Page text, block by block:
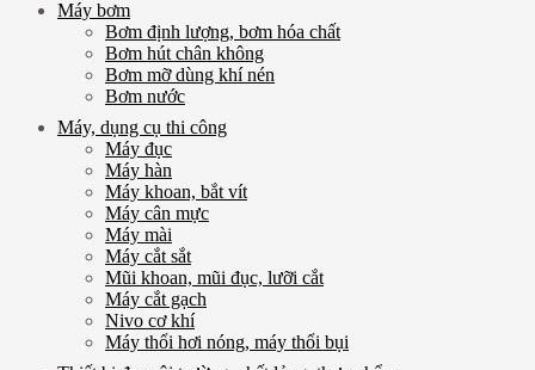
Máy bơm
Bơm định lượng, bơm hóa chất
Bơm hút chân không
Bơm mỡ dùng khí nén
Bơm nước
Máy, dụng cụ thi công
Máy đục
Máy hàn
Máy khoan, bắt vít
Máy cân mực
Máy mài
Máy cắt sắt
Mũi khoan, mũi đục, lưỡi cắt
Máy cắt gạch
Nivo cơ khí
Máy thổi hơi nóng, máy thổi bụi